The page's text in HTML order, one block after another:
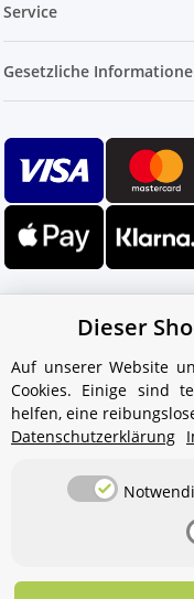
Service
Gesetzliche
Ihr WhatsApp-Kontakt
Service Team
von Aquintos-
Hallo und
Dieser
Auf unserer Website
Cookies. Einige sind
helfen, eine
Datenschutzerklärung